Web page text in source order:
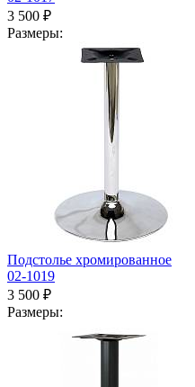
3 500 ₽
Размеры:
Подстолье хромированное
02-1019
3 500 ₽
Размеры: